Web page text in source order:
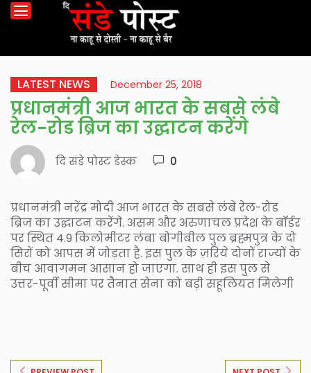
LATEST NEWS December 25, 2018
प्रधानमंत्री आज भारत के सबसे लंबे
रेल-रोड ब्रिज का उद्घाटन करेंगे
दि संडे पोस्ट डेस्क 0
प्रधानमंत्री नरेंद्र मोदी आज भारत के सबसे लंबे रेल-रोड
ब्रिज का उद्घाटन करेंगे. असम और अरुणाचल प्रदेश के बॉर्डर
पर स्थित 4.9 किलोमीटर लंबा बोगीबील पुल ब्रह्मपुत्र के दो
सिरों को आपस में जोड़ता है. इस पुल के ज़रिये दोनों राज्यों के
बीच आवागमन आसान हो जाएगा. साथ ही इस पुल से
उत्तर-पूर्वी सीमा पर तैनात सेना को बड़ी सहूलियत मिलेगी